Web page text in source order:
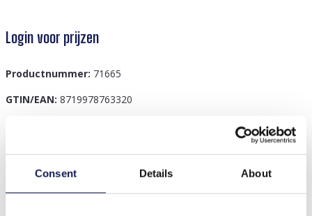
Consent Details About
Login voor prijzen
Productnummer: 71665
GTIN/EAN: 8719978763320
Beschrijving
S-H3.2 SOCKS2607-038 Paar sokken maat 38-45 Voetbal